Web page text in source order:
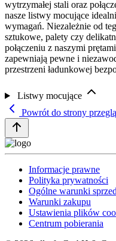
wytrzymałej stali oraz
nasze listwy mocujące
wymagań. Niezależnie od
sztukowe, palety czy
połączeniu z naszymi
zapewniają pewne i
przestrzeni ładunkowej
Listwy mocujące
Powrót do strony
Informacje prawne
Polityka prywatności
Ogólne warunki
Warunki zakupu
Ustawienia plików
Centrum pobierania